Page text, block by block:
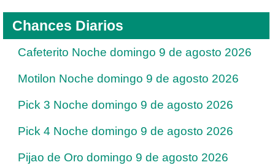
Chances Diarios
Cafeterito Noche domingo 9 de agosto 2026
Motilon Noche domingo 9 de agosto 2026
Pick 3 Noche domingo 9 de agosto 2026
Pick 4 Noche domingo 9 de agosto 2026
Pijao de Oro domingo 9 de agosto 2026